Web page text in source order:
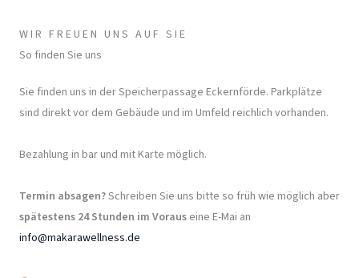
WIR FREUEN UNS AUF SIE
So finden Sie uns
Sie finden uns in der Speicherpassage Eckernförde. Parkplätze
sind direkt vor dem Gebäude und im Umfeld reichlich vorhanden.
Bezahlung in bar und mit Karte möglich.
Termin absagen?Schreiben Sie uns bitte so früh wie möglich aber
spätestens 24 Stunden im Voraus eine E-Mai an
info@makarawellness.de